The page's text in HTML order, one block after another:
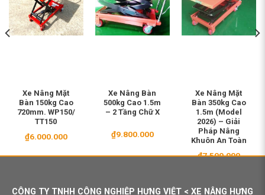
Xe Nâng Mặt
Bàn 150kg Cao
720mm. WP150/
TT150
₫6.000.000
Xe Nâng Bàn
500kg Cao 1.5m
– 2 Tầng Chữ X
₫9.800.000
Xe Nâng Mặt
Bàn 350kg Cao
1.5m (Model
2026) – Giải
Pháp Nâng
Khuôn An Toàn
₫7.500.000
CÔNG TY TNHH CÔNG NGHIỆP HƯNG VIỆT < XE NÂNG HƯNG